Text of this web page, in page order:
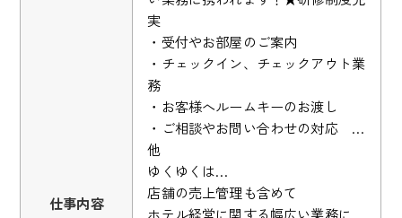
仕事内容
実
・受付やお部屋のご案内
・チェックイン、チェックアウト業
務
・お客様へルームキーのお渡し
・ご相談やお問い合わせの対応 …
他
ゆくゆくは…
店舗の売上管理も含めて
ホテル経営に関する幅広い業務に